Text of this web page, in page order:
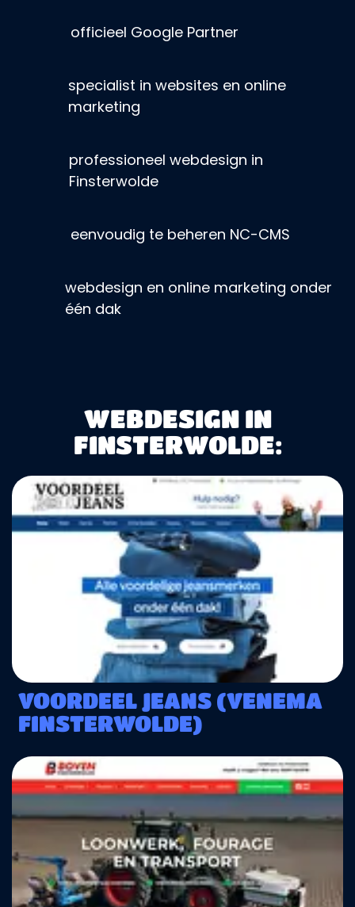
officieel Google Partner
specialist in websites en online
marketing
professioneel webdesign in
Finsterwolde
eenvoudig te beheren NC-CMS
webdesign en online marketing onder
één dak
WEBDESIGN IN
FINSTERWOLDE:
VOORDEEL JEANS (VENEMA
FINSTERWOLDE)